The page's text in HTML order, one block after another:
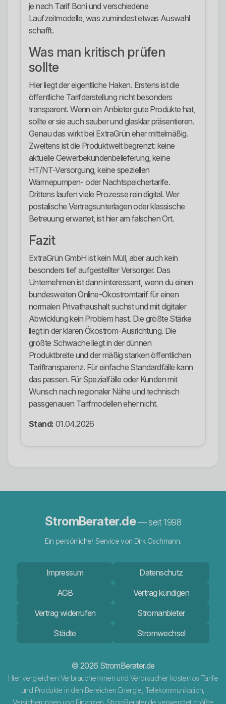
je nach Tarif Boni und verschiedene
Laufzeitmodelle, was zumindest etwas Auswahl
schafft.
Was man kritisch prüfen
sollte
Hier liegt der eigentliche Haken. Erstens ist die
öffentliche Tarifdarstellung nicht besonders
transparent. Wenn ein Anbieter gute Produkte hat,
sollte er sie auch sauber und glasklar präsentieren.
Genau das wirkt bei ExtraGrün eher mittelmäßig.
Zweitens ist die Produktwelt begrenzt: keine
aktuelle Gewerbekundenbelieferung, keine
HT/NT-Versorgung, keine speziellen
Wärmepumpen- oder Nachtspeichertarife.
Drittens laufen viele Prozesse rein digital. Wer
postalische Vertragsunterlagen oder klassische
Betreuung erwartet, ist hier am falschen Ort.
Fazit
ExtraGrün GmbH ist kein Müll, aber auch kein
besonders tief aufgestellter Versorger. Das
Unternehmen ist dann interessant, wenn du einen
bundesweiten Online-Ökostromtarif für einen
normalen Privathaushalt suchst und mit digitaler
Abwicklung kein Problem hast. Die größte Stärke
liegt in der klaren Ökostrom-Ausrichtung. Die
größte Schwäche liegt in der dünnen
Produktbreite und der mäßig starken öffentlichen
Tariftransparenz. Für einfache Standardfälle kann
das passen. Für Spezialfälle oder Kunden mit
Wunsch nach regionaler Nähe und technisch
passgenauen Tarifmodellen eher nicht.
Stand: 01.04.2026
StromBerater.de— seit 1998
Ein persönlicher Service von Dirk Oschmann.
Impressum
Datenschutz
AGB
Vertrag kündigen
Vertrag widerrufen
Stromanbieter
Städte
Stromwechsel
© 2026 StromBerater.de
Hier vergleichen Verbraucherinnen und Verbraucher kostenlos Tarife
und Produkte in den Bereichen Energie, Telekommunikation,
Versicherungen und Finanzen. StromBerater.de verwendet größte